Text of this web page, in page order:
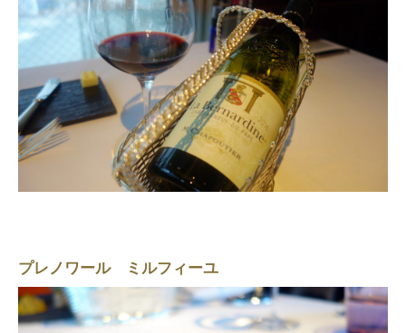
プレノワール ミルフィーユ